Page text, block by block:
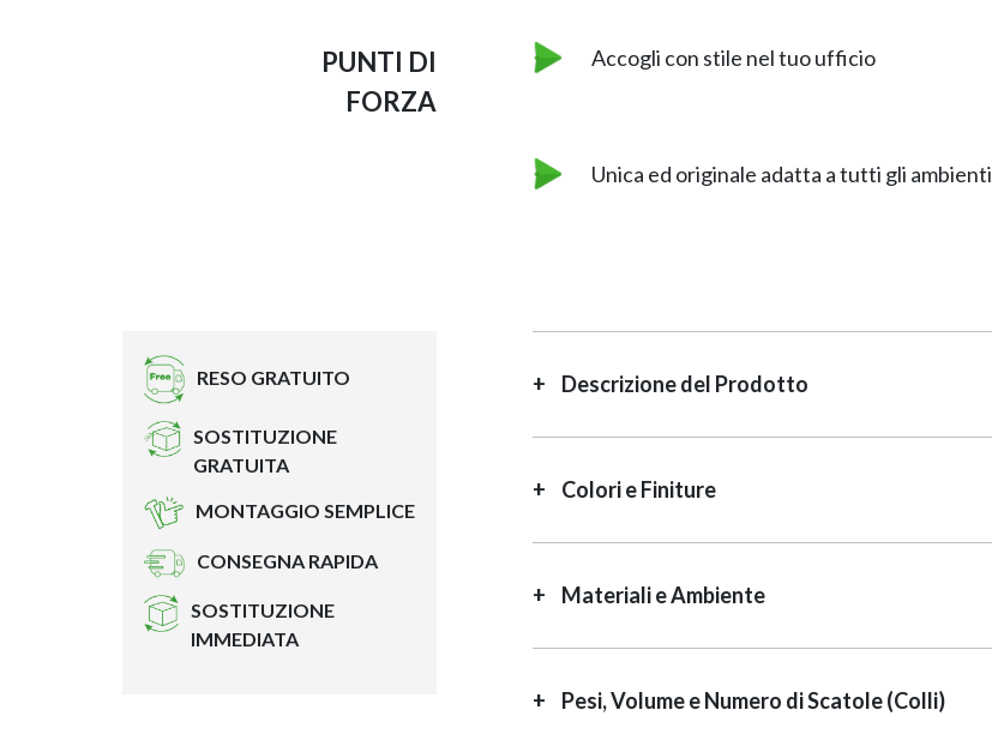
PUNTI DI
FORZA
Accogli con stile nel tuo ufficio
Unica ed originale adatta a tutti gli ambienti
RESO GRATUITO
SOSTITUZIONE
GRATUITA
MONTAGGIO SEMPLICE
CONSEGNA RAPIDA
SOSTITUZIONE
IMMEDIATA
Descrizione del Prodotto
Colori e Finiture
Materiali e Ambiente
Pesi, Volume e Numero di Scatole (Colli)